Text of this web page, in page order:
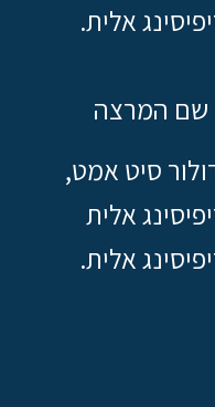
אלית.
המרצה
סיט אמט,
אלית
אלית.